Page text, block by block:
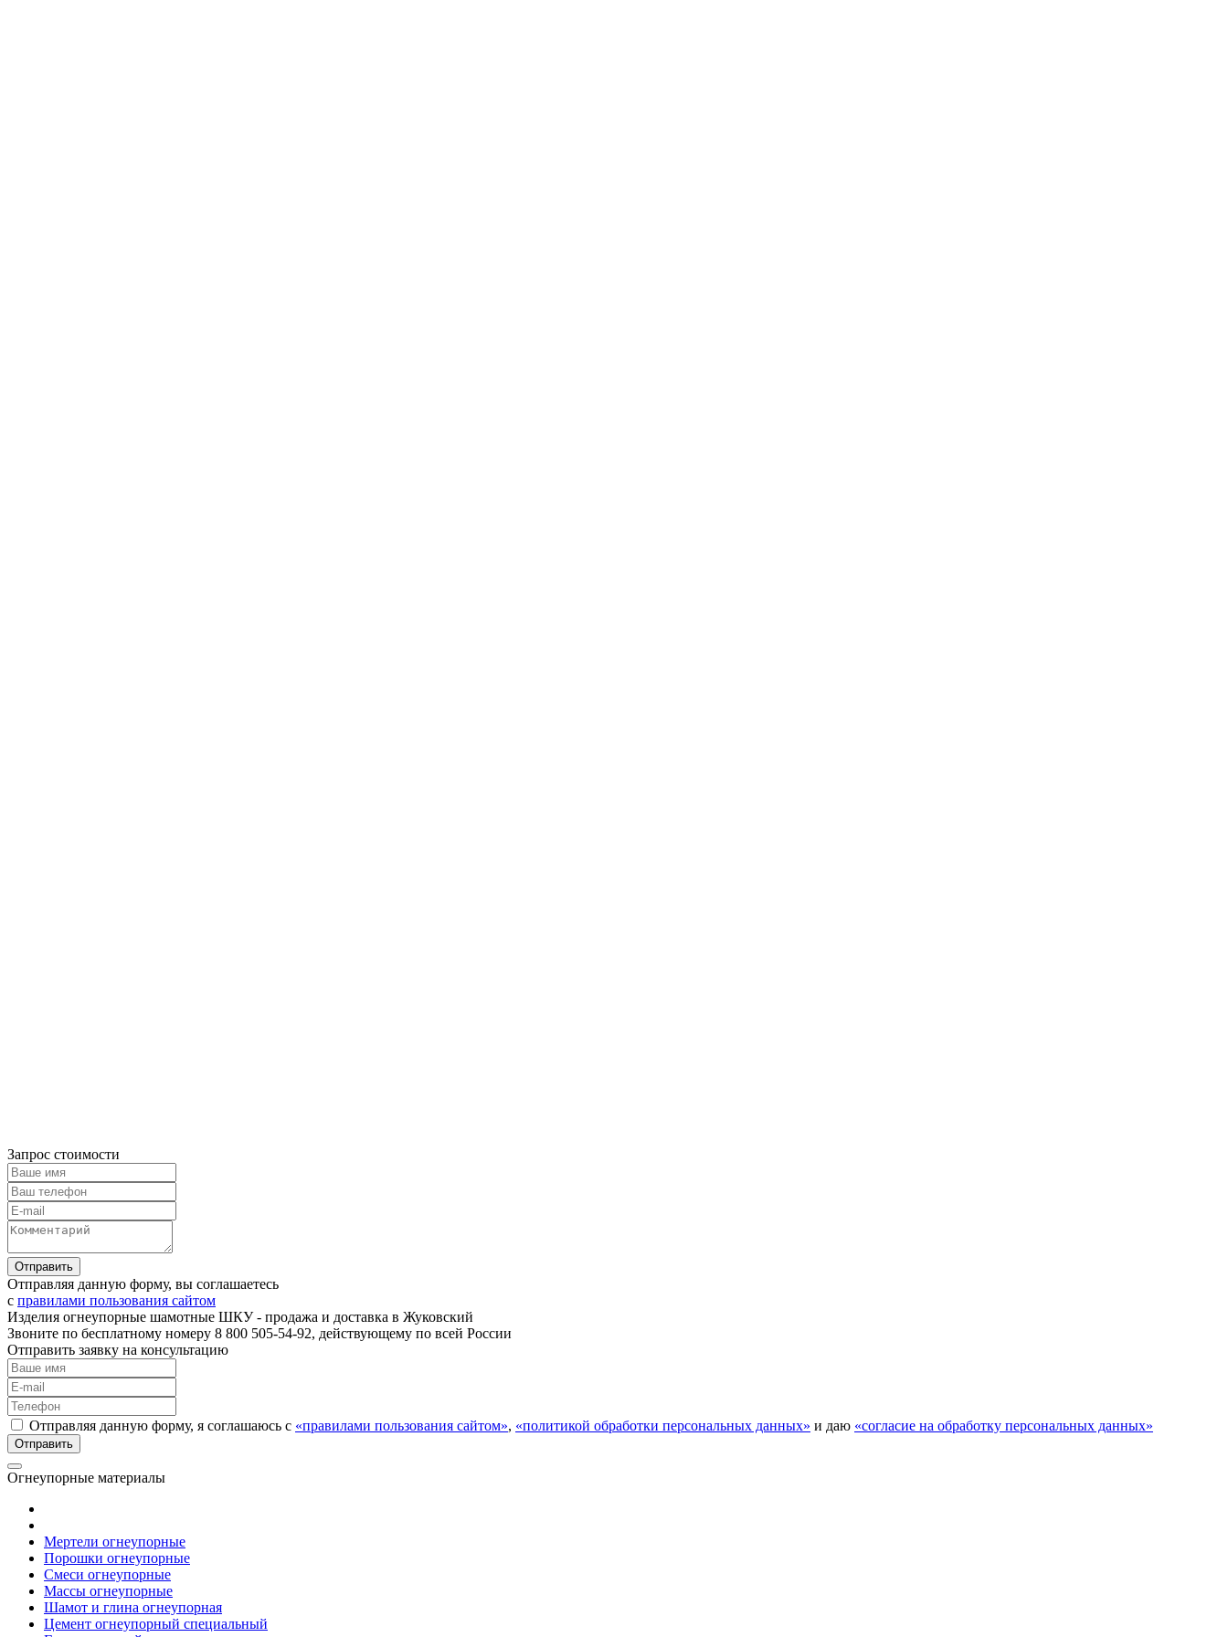
Запрос стоимости
Отправляя данную форму, вы соглашаетесь
с правилами пользования сайтом
Изделия огнеупорные шамотные ШКУ - продажа и доставка в Жуковский
Звоните по бесплатному номеру 8 800 505-54-92, действующему по всей России
Отправить заявку на консультацию
Отправляя данную форму, я соглашаюсь с «правилами пользования сайтом», «политикой обработки персональных данных» и даю «согласие на обработку персональных данных»
Огнеупорные материалы
Мертели огнеупорные
Порошки огнеупорные
Смеси огнеупорные
Массы огнеупорные
Шамот и глина огнеупорная
Цемент огнеупорный специальный